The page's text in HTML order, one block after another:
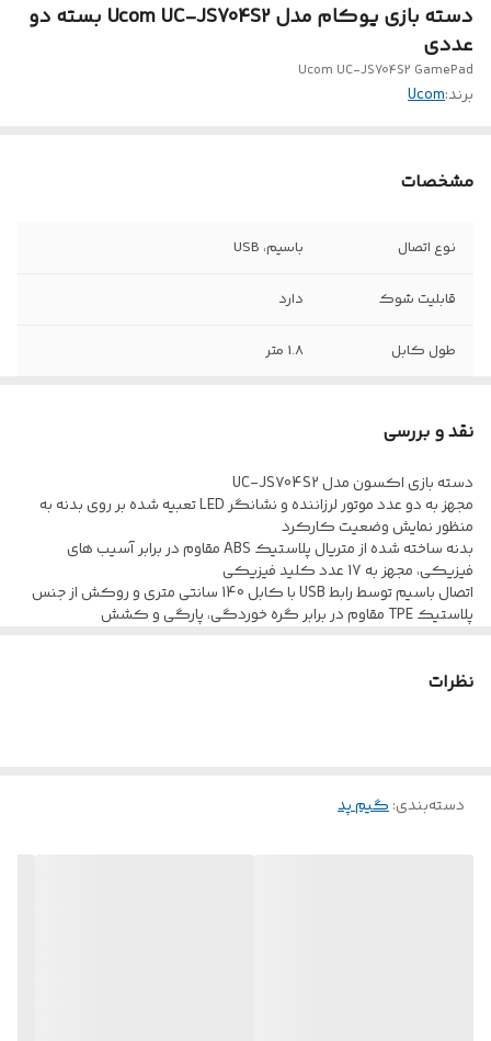
دسته بازی یوکام مدل Ucom UC-JS704S2 بسته دو
عددی
Ucom UC-JS704S2 GamePad
برند:Ucom
مشخصات
نوع اتصال باسیم، USB
قابلیت شوک دارد
طول کابل 1.8 متر
نقد و بررسی
دسته بازی اکسون مدل UC-JS704S2
مجهز به دو عدد موتور لرزاننده و نشانگر LED تعبیه شده بر روی بدنه به
منظور نمایش وضعیت کارکرد
بدنه ساخته شده از متریال پلاستیک ABS مقاوم در برابر آسیب های
فیزیکی، مجهز به 17 عدد کلید فیزیکی
اتصال باسیم توسط رابط USB با کابل 140 سانتی متری و روکش از جنس
پلاستیک TPE مقاوم در برابر گره خوردگی، پارگی و کشش
نظرات
دسته‌بندی:گیم پد